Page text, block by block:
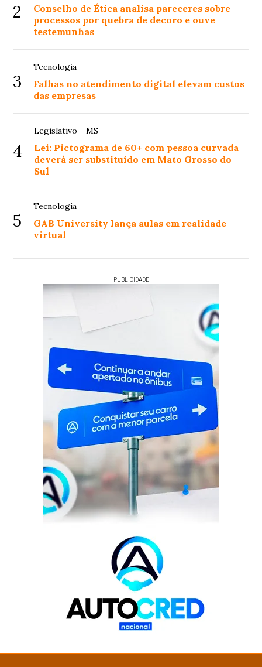
2
Conselho de Ética analisa pareceres sobre
processos por quebra de decoro e ouve
testemunhas
3
Tecnologia
Falhas no atendimento digital elevam custos
das empresas
4
Legislativo - MS
Lei: Pictograma de 60+ com pessoa curvada
deverá ser substituído em Mato Grosso do
Sul
5
Tecnologia
GAB University lança aulas em realidade
virtual
PUBLICIDADE